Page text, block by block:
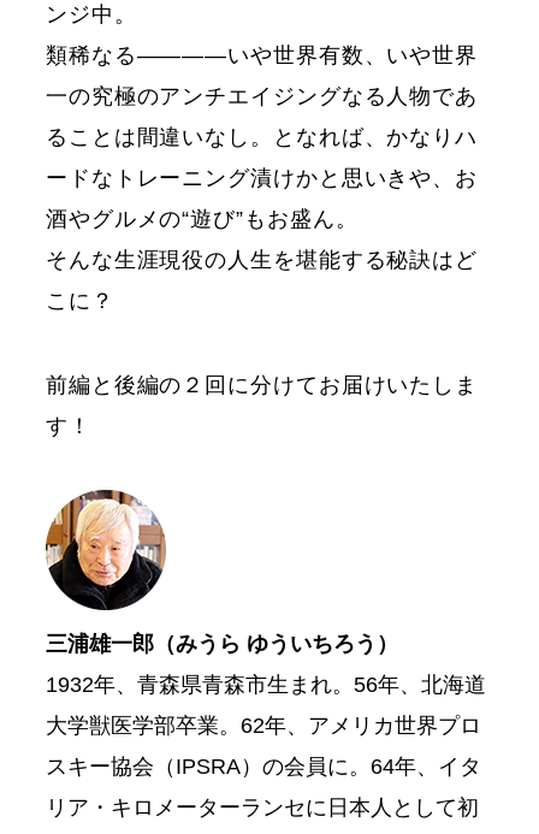
ンジ中。
類稀なる————いや世界有数、いや世界
一の究極のアンチエイジングなる人物であ
ることは間違いなし。となれば、かなりハ
ードなトレーニング漬けかと思いきや、お
酒やグルメの“遊び”もお盛ん。
そんな生涯現役の人生を堪能する秘訣はど
こに？
前編と後編の２回に分けてお届けいたしま
す！
三浦雄一郎（みうら ゆういちろう）
1932年、青森県青森市生まれ。56年、北海道
大学獣医学部卒業。62年、アメリカ世界プロ
スキー協会（IPSRA）の会員に。64年、イタ
リア・キロメーターランセに日本人として初